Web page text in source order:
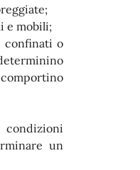
e mobili;
confinati o
condizioni
un